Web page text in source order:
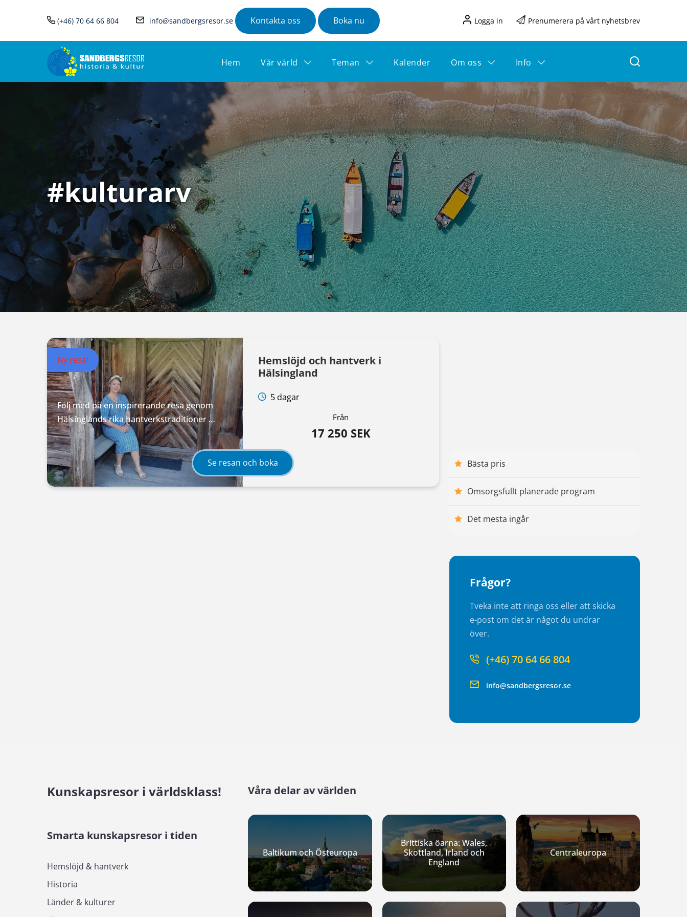
(+46) 70 64 66 804 info@sandbergsresor.se Kontakta oss Boka nu Logga in Prenumerera på vårt nyhetsbrev
Hem Vår värld Teman Kalender Om oss Info
#kulturarv
Följ med på en inspirerande resa genom
Hälsinglands rika hantverkstraditioner …
Ny resa!
Hemslöjd och hantverk i
Hälsingland
5 dagar
Från
17 250 SEK
Se resan och boka Bästa pris
Omsorgsfullt planerade program
Det mesta ingår
Frågor?
Tveka inte att ringa oss eller att skicka
e-post om det är något du undrar
över.
(+46) 70 64 66 804
info@sandbergsresor.se
Kunskapsresor i världsklass!
Smarta kunskapsresor i tiden
Hemslöjd & hantverk
Historia
Länder & kulturer
Våra delar av världen
Baltikum och Östeuropa
Brittiska öarna: Wales,
Skottland, Irland och
England
Centraleuropa